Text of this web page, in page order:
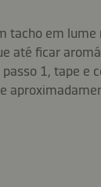
tacho em lume
até ficar
1, tape e